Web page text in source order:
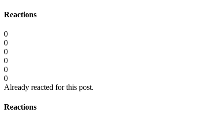
Reactions
0
0
0
0
0
0
Already reacted for this post.
Reactions